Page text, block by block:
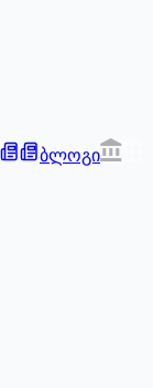
ბლოგი